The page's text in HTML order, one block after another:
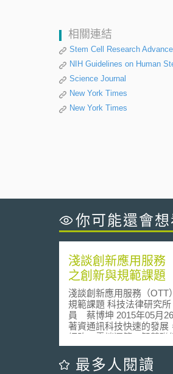
相關連結
Stem Cell Research
NIH Guidelines on Human
Science Journal
New York Times
New York Times
你可能還會想
淺談創新應用服務
之創新與規範課題
淺談創新應用服務（OTT
規範課題 科技法律研究所 法律研究
員 蔡博坤 2015年05月26日 隨
著資通訊科技快速的發展
網路、雲端運算、智慧聯
料、4G/5G等等，創新應
（Over-the-top, OTT）已
種基於網際網路之服務與
最多人閱讀